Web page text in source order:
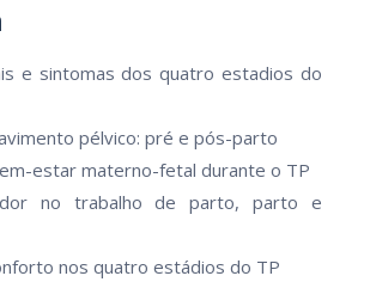
e sintomas dos quatro estadios do
pélvico: pré e pós-parto
estar materno-fetal durante o TP
no trabalho de parto, parto e
nos quatro estádios do TP